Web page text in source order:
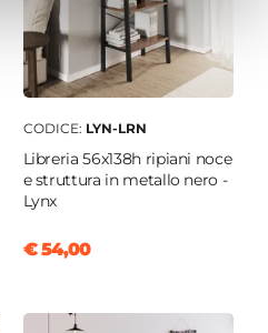
CODICE: LYN-LRN
Libreria 56x138h ripiani noce
e struttura in metallo nero -
Lynx
€ 54,00